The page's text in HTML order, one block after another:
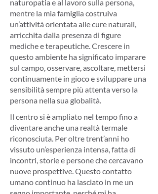
naturopatia e al lavoro sulla persona,
mentre la mia famiglia costruiva
un’attività orientata alle cure naturali,
arricchita dalla presenza di figure
mediche e terapeutiche. Crescere in
questo ambiente ha significato imparare
sul campo, osservare, ascoltare, mettersi
continuamente in gioco e sviluppare una
sensibilità sempre più attenta verso la
persona nella sua globalità.
Il centro si è ampliato nel tempo fino a
diventare anche una realtà termale
riconosciuta. Per oltre trent’anni ho
vissuto un’esperienza intensa, fatta di
incontri, storie e persone che cercavano
nuove prospettive. Questo contatto
umano continuo ha lasciato in me un